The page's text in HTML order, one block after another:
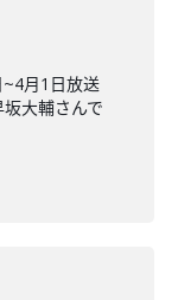
月1日放送
大輔さんで